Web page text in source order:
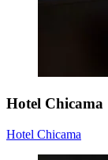
Hotel Chicama
Hotel Chicama